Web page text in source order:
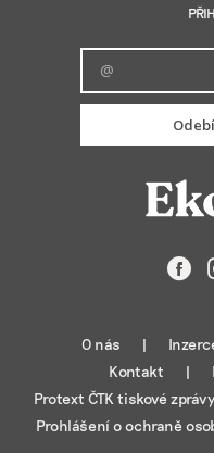
O nás
Kontakt
Protext ČTK tiskové zprávy
Prohlášení o ochraně